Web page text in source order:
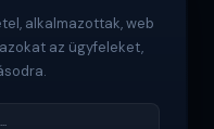
alkalmazottak, web
az ügyfeleket,